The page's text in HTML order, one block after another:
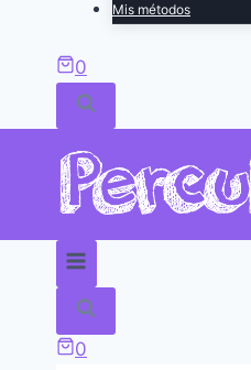
Mis métodos
0
0